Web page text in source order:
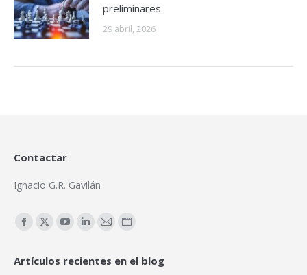
preliminares
29 abril, 2026
Contactar
Ignacio G.R. Gavilán
Encuéntranos en:
Facebook
opens
X
opens
YouTube
opens
Linkedin
opens
Mail
opens
Sitio
page
Artículos recientes en el blog